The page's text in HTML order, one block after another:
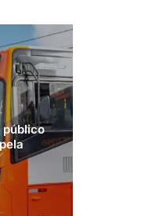
público